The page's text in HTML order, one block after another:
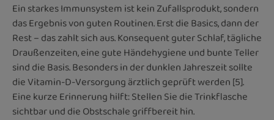
Ein starkes Immunsystem ist kein Zufallsprodukt, sondern
das Ergebnis von guten Routinen. Erst die Basics, dann der
Rest – das zahlt sich aus. Konsequent guter Schlaf, tägliche
Draußenzeiten, eine gute Händehygiene und bunte Teller
sind die Basis. Besonders in der dunklen Jahreszeit sollte
die Vitamin-D-Versorgung ärztlich geprüft werden [5].
Eine kurze Erinnerung hilft: Stellen Sie die Trinkflasche
sichtbar und die Obstschale griffbereit hin.